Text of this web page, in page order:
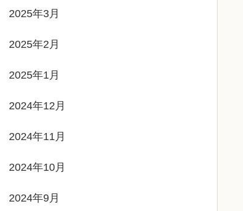
2025年3月
2025年2月
2025年1月
2024年12月
2024年11月
2024年10月
2024年9月